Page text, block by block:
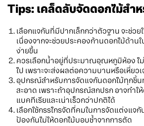
Tips: เคล็ดลับจัดดอกไม้สำ
เลือกแจกันที่มีปากเล็กกว่าตัวฐาน จะช่วย
เนื่องจากจะช่วยประคองก้านดอกไม้ด้าน
ง่ายขึ้น
ควรเลือกน้ำอยู่ที่ประมาณอุณหภูมิห้อง ไ
ไป เพราะจะส่งผลต่อความบานหรือเหี่ยว
อุปกรณ์สำหรับการจัดแจกันดอกไม้ทุกชิ้น
สะอาด เพราะถ้าอุปกรณ์สกปรก อาจทำใ
แบคทีเรียและเน่าเร็วกว่าปกติได้
เลือกใช้กรรไกรจัดที่คมในการจัดแต่งแจ
ป้องกันไม่ให้ดอกไม้บอบช้ำจากการตัด